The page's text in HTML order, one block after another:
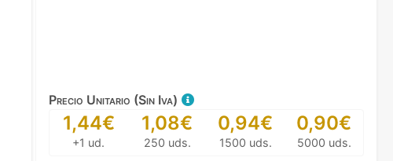
Precio Unitario (Sin Iva)
1,44€
+1 ud.
1,08€
250 uds.
0,94€
1500 uds.
0,90€
5000 uds.